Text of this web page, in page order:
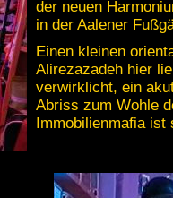
der neuen
in der Aalener
Einen kleinen
Alirezazadeh hier
verwirklicht, ein
Abriss zum Wohle
Immobilienmafia ist